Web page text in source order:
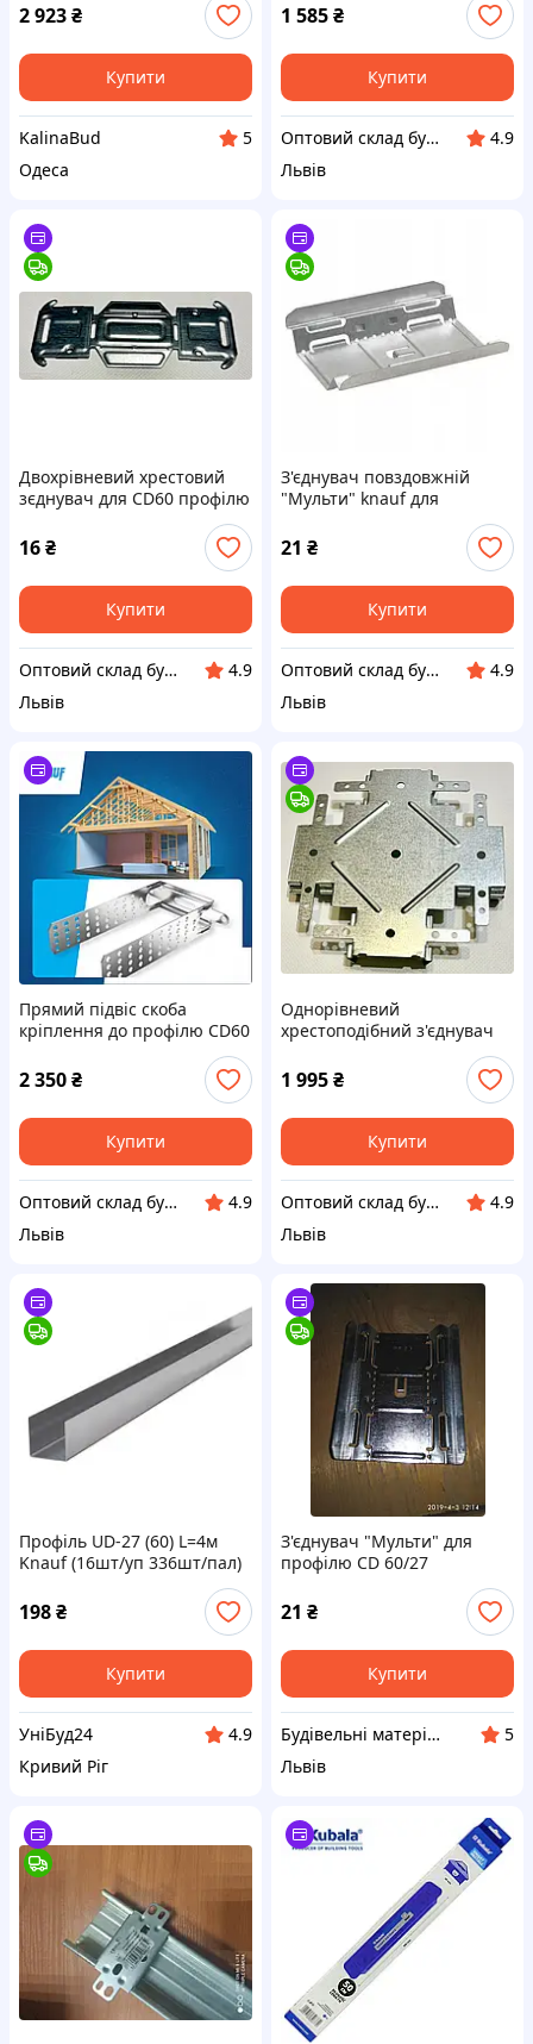
2 923₴
Купити
KalinaBud
5
Одеса
1 585₴
Купити
Оптовий склад будматеріалів (semin.lviv.ua)
4.9
Львів
Двохрівневий хрестовий
зєднувач для CD60 профілю
16₴
Купити
Оптовий склад будматеріалів (semin.lviv.ua)
4.9
Львів
З'єднувач повздовжній
"Мульти" knauf для
21 ₴
Купити
Оптовий склад будматеріалів (semin.lviv.ua)
4.9
Львів
Прямий підвіс скоба
кріплення до профілю CD60
упаковка 100 шт
2 350₴
Купити
Оптовий склад будматеріалів (semin.lviv.ua)
4.9
Львів
Однорівневий
хрестоподібний з'єднувач
усилений 1 мм 24шт (
упаковка )
1 995₴
Купити
Оптовий склад будматеріалів (semin.lviv.ua)
4.9
Львів
Профіль UD-27 (60) L=4м
Knauf (16шт/уп 336шт/пал)
198₴
Купити
УніБуд24
4.9
Кривий Ріг
З'єднувач "Мульти" для
профілю CD 60/27
21 ₴
Купити
Будівельні матеріали. Гуртівня у Львові (ceresit.lviv.ua)
5
Львів